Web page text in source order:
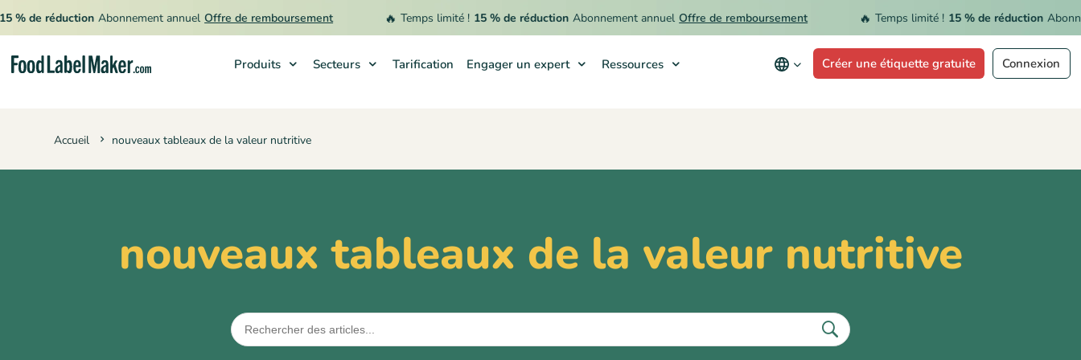
% de réduction Abonnement annuel Offre de remboursement Temps limité ! 15 % de réduction Abonnement annuel Offre de remboursement Temps limité ! 15 % de réduction
Produits Secteurs Tarification Engager un expert Ressources Créer une étiquette gratuite Connexion
Accueil nouveaux tableaux de la valeur nutritive
nouveaux tableaux de la valeur nutritive
Secteurs